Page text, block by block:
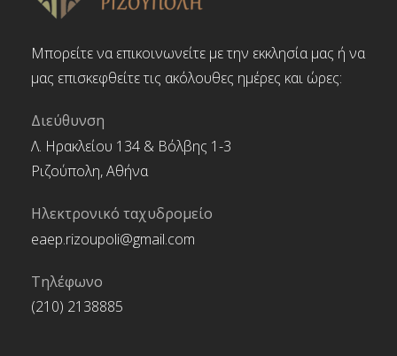
Μπορείτε να επικοινωνείτε με την εκκλησία μας ή να
μας επισκεφθείτε τις ακόλουθες ημέρες και ώρες:
Διεύθυνση
Λ. Ηρακλείου 134 & Βόλβης 1-3
Ριζούπολη, Αθήνα
Ηλεκτρονικό ταχυδρομείο
eaep.rizoupoli@gmail.com
Τηλέφωνο
(210) 2138885